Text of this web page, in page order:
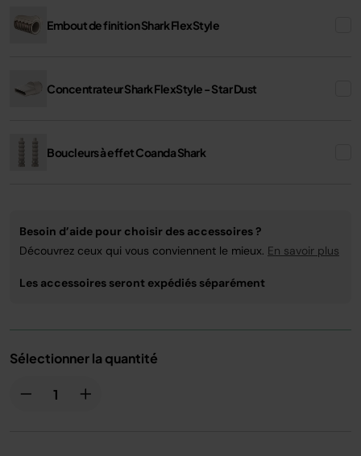
Embout de finition Shark FlexStyle
Concentrateur Shark FlexStyle - Star Dust
Boucleurs à effet Coanda Shark
Besoin d’aide pour choisir des accessoires ?
Découvrez ceux qui vous conviennent le mieux. En savoir plus
Les accessoires seront expédiés séparément
Sélectionner la quantité